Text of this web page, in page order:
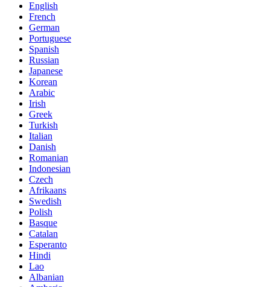
English
French
German
Portuguese
Spanish
Russian
Japanese
Korean
Arabic
Irish
Greek
Turkish
Italian
Danish
Romanian
Indonesian
Czech
Afrikaans
Swedish
Polish
Basque
Catalan
Esperanto
Hindi
Lao
Albanian